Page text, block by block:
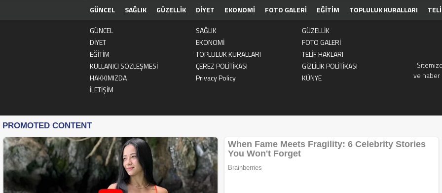
GÜNCEL SAĞLIK GÜZELLİK DİYET EKONOMİ FOTO GALERİ EĞİTİM TOPLULUK KURALLARI
KULLANICI SÖZLEŞMESİ
ÇEREZ POLİTİKASI HAKKIMIZDA
GÜNCEL SAĞLIK
GÜZELLİK
DİYET
EKONOMİ
FOTO GALERİ
EĞİTİM
TOPLULUK KURALLARI
TELİF HAKLARI
KULLANICI SÖZLEŞMESİ
ÇEREZ POLİTİKASI
GİZLİLİK POLİTİKASI
HAKKIMIZDA
Privacy Policy
KÜNYE
İLETİŞİM
ve haber